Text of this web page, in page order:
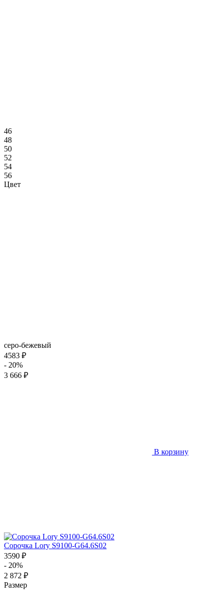
46
48
50
52
54
56
Цвет
серо-бежевый
4583 ₽
- 20%
3 666 ₽
В корзину
Сорочка Lory S9100-G64.6S02
3590 ₽
- 20%
2 872 ₽
Размер